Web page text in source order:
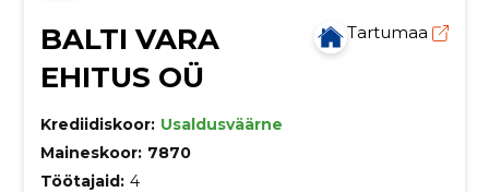
BALTI VARA
EHITUS OÜ
Tartumaa
Krediidiskoor: Usaldusväärne
Maineskoor: 7870
Töötajaid: 4